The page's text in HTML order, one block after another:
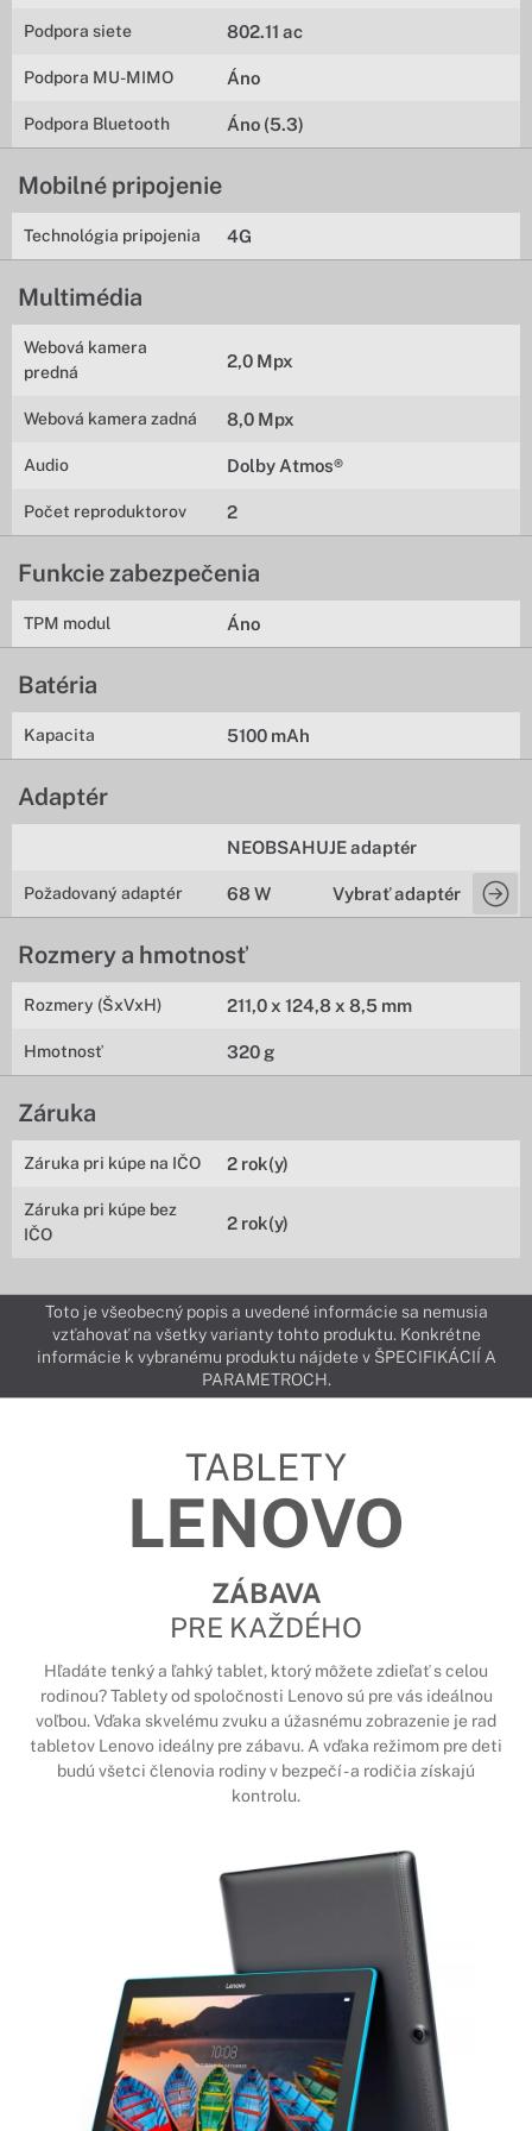
Podpora siete 802.11 ac
Podpora MU-MIMO Áno
Podpora Bluetooth Áno (5.3)
Mobilné pripojenie
Technológia pripojenia 4G
Multimédia
Webová kamera
predná
2,0 Mpx
Webová kamera zadná 8,0 Mpx
Audio Dolby Atmos®
Počet reproduktorov 2
Funkcie zabezpečenia
TPM modul Áno
Batéria
Kapacita 5100 mAh
Adaptér
NEOBSAHUJE adaptér
Požadovaný adaptér 68 W Vybrať adaptér
Rozmery a hmotnosť
Rozmery (ŠxVxH) 211,0 x 124,8 x 8,5 mm
Hmotnosť 320 g
Záruka
Záruka pri kúpe na IČO 2 rok(y)
Záruka pri kúpe bez
IČO
2 rok(y)
Toto je všeobecný popis a uvedené informácie sa nemusia
vzťahovať na všetky varianty tohto produktu. Konkrétne
informácie k vybranému produktu nájdete v ŠPECIFIKÁCIÍ A
PARAMETROCH.
TABLETY
LENOVO
ZÁBAVA
PRE KAŽDÉHO
Hľadáte tenký a ľahký tablet, ktorý môžete zdieľať s celou
rodinou? Tablety od spoločnosti Lenovo sú pre vás ideálnou
voľbou. Vďaka skvelému zvuku a úžasnému zobrazenie je rad
tabletov Lenovo ideálny pre zábavu. A vďaka režimom pre deti
budú všetci členovia rodiny v bezpečí - a rodičia získajú
kontrolu.